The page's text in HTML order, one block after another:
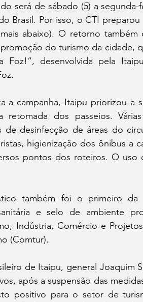
será de sábado (5) a
Brasil. Por isso, o CTI
abaixo). O retorno
do turismo da cidade,
Foz!”, desenvolvida pela
a campanha, Itaipu priorizou a
dos passeios.
de desinfecção de áreas do
higienização dos ônibus a
pontos dos roteiros. O uso
também foi o primeiro
e selo de ambiente
Indústria, Comércio e
(Comtur).
de Itaipu, general Joaquim
após a suspensão das
positivo para o setor de